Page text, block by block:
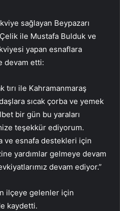
sağlayan Beypazarı
ile Mustafa Bulduk ve
yapan esnaflara
devam etti:
ile Kahramanmaraş
sıcak çorba ve yemek
bir gün bu yaraları
teşekkür ediyorum.
ve esnafa destekleri için
yardımlar gelmeye devam
devam ediyor.”
ilçeye gelenler için
kaydetti.